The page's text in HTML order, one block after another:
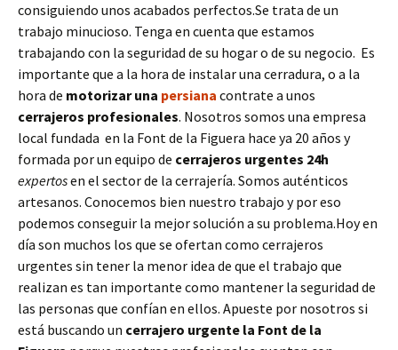
consiguiendo unos acabados perfectos.Se trata de un
trabajo minucioso. Tenga en cuenta que estamos
trabajando con la seguridad de su hogar o de su negocio. Es
importante que a la hora de instalar una cerradura, o a la
hora de motorizar una persiana contrate a unos
cerrajeros profesionales. Nosotros somos una empresa
local fundada en la Font de la Figuera hace ya 20 años y
formada por un equipo de cerrajeros urgentes 24h
expertosen el sector de la cerrajería. Somos auténticos
artesanos. Conocemos bien nuestro trabajo y por eso
podemos conseguir la mejor solución a su problema.Hoy en
día son muchos los que se ofertan como cerrajeros
urgentes sin tener la menor idea de que el trabajo que
realizan es tan importante como mantener la seguridad de
las personas que confían en ellos. Apueste por nosotros si
está buscando un cerrajero urgente la Font de la